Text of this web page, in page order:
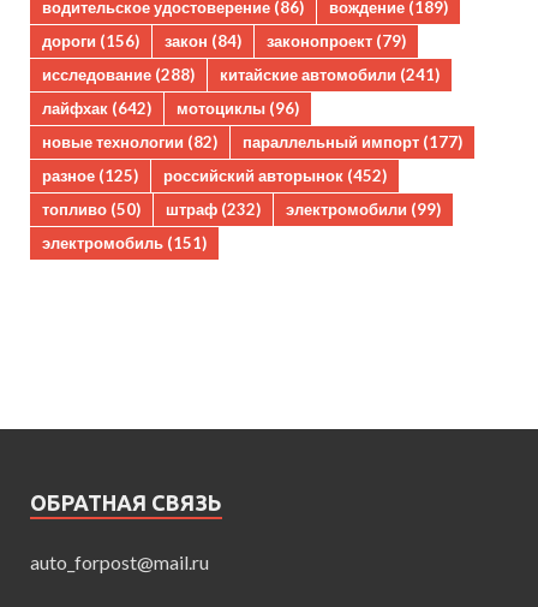
водительское удостоверение (86) вождение (189)
дороги (156) закон (84) законопроект (79)
исследование (288) китайские автомобили (241)
лайфхак (642) мотоциклы (96)
новые технологии (82) параллельный импорт (177)
разное (125) российский авторынок (452)
топливо (50) штраф (232) электромобили (99)
электромобиль (151)
ОБРАТНАЯ СВЯЗЬ
auto_forpost@mail.ru